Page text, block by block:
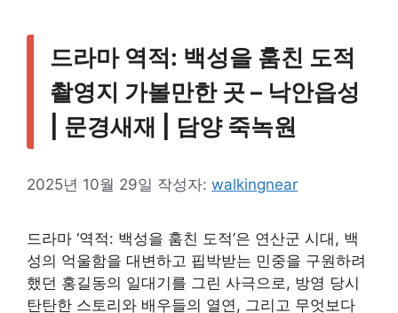
드라마 역적: 백성을 훔친 도적
촬영지 가볼만한 곳 – 낙안읍성
| 문경새재 | 담양 죽녹원
2025년 10월 29일 작성자: walkingnear
드라마 ‘역적: 백성을 훔친 도적’은 연산군 시대, 백
성의 억울함을 대변하고 핍박받는 민중을 구원하려
했던 홍길동의 일대기를 그린 사극으로, 방영 당시
탄탄한 스토리와 배우들의 열연, 그리고 무엇보다